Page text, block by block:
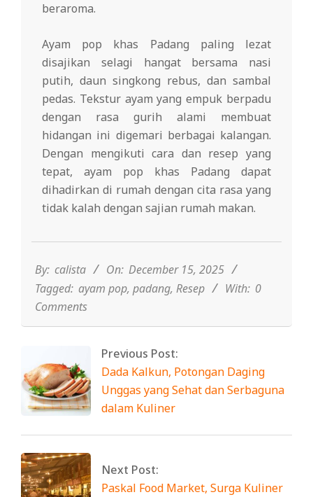
beraroma.
Ayam pop khas Padang paling lezat
disajikan selagi hangat bersama nasi
putih, daun singkong rebus, dan sambal
pedas. Tekstur ayam yang empuk berpadu
dengan rasa gurih alami membuat
hidangan ini digemari berbagai kalangan.
Dengan mengikuti cara dan resep yang
tepat, ayam pop khas Padang dapat
dihadirkan di rumah dengan cita rasa yang
tidak kalah dengan sajian rumah makan.
15
By: calista On: December 15, 2025
Tagged: ayam pop, padang, Resep With: 0
Comments
Previous Post:
Dada Kalkun, Potongan Daging
Unggas yang Sehat dan Serbaguna
dalam Kuliner
Next Post:
Paskal Food Market, Surga Kuliner